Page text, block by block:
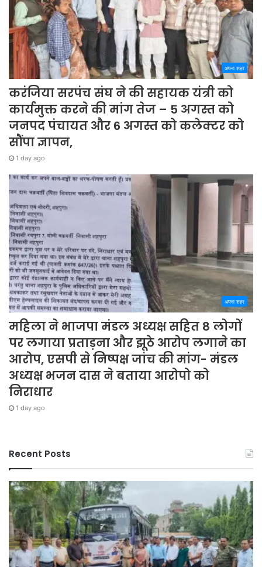
अपना शहर
करंजिया सरपंच संघ ने की सहायक यंत्री को
कार्यमुक्त करने की मांग तेज – 5 अगस्त को
जनपद पंचायत और 6 अगस्त को कलेक्टर को
सौंपा ज्ञापन,
1 day ago
अपना शहर
महिला ने भाजपा मंडल अध्यक्ष सहित 8 लोगों
पर लगाया प्रताड़ना और झूठे आरोप लगाने का
आरोप, एसपी से निष्पक्ष जांच की मांग- मंडल
अध्यक्ष भजन दास ने बताया आरोपो को
निराधार
1 day ago
Recent Posts